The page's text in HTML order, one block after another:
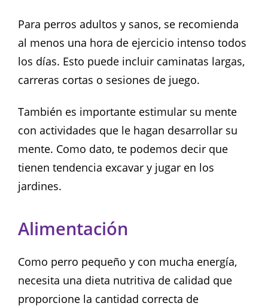
Para perros adultos y sanos, se recomienda
al menos una hora de ejercicio intenso todos
los días. Esto puede incluir caminatas largas,
carreras cortas o sesiones de juego.
También es importante estimular su mente
con actividades que le hagan desarrollar su
mente. Como dato, te podemos decir que
tienen tendencia excavar y jugar en los
jardines.
Alimentación
Como perro pequeño y con mucha energía,
necesita una dieta nutritiva de calidad que
proporcione la cantidad correcta de